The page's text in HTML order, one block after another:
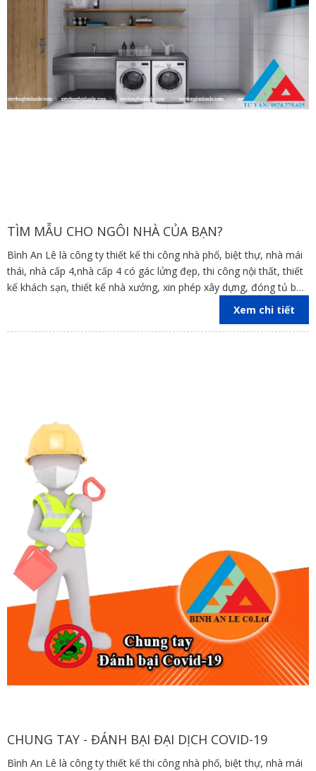
TÌM MẪU CHO NGÔI NHÀ CỦA BẠN?
Bình An Lê là công ty thiết kế thi công nhà phố, biệt thự, nhà mái
thái, nhà cấp 4,nhà cấp 4 có gác lửng đẹp, thi công nội thất, thiết
kế khách sạn, thiết kế nhà xưởng, xin phép xây dựng, đóng tủ bếp
trên địa bàn các tỉnh Đồng Nai, Bình Dương, TP Hồ Chí Minh,
Xem chi tiết
CHUNG TAY - ĐÁNH BẠI ĐẠI DỊCH COVID-19
Bình An Lê là công ty thiết kế thi công nhà phố, biệt thự, nhà mái